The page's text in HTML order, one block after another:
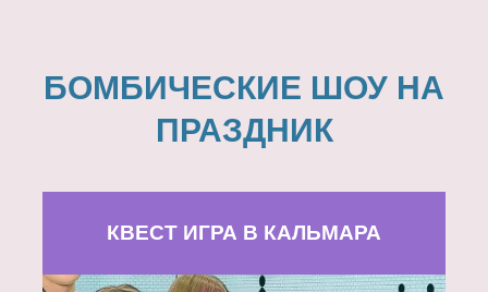
БОМБИЧЕСКИЕ ШОУ НА
ПРАЗДНИК
КВЕСТ ИГРА В КАЛЬМАРА